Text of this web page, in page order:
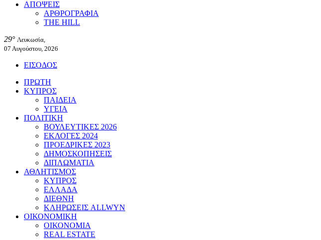
ΑΠΟΨΕΙΣ
ΑΡΘΡΟΓΡΑΦΙΑ
THE HILL
29° Λευκωσία,
07 Αυγούστου, 2026
ΕΙΣΟΔΟΣ
ΠΡΩΤΗ
ΚΥΠΡΟΣ
ΠΑΙΔΕΙΑ
ΥΓΕΙΑ
ΠΟΛΙΤΙΚΗ
ΒΟΥΛΕΥΤΙΚΕΣ 2026
ΕΚΛΟΓΕΣ 2024
ΠΡΟΕΔΡΙΚΕΣ 2023
ΔΗΜΟΣΚΟΠΗΣΕΙΣ
ΔΙΠΛΩΜΑΤΙΑ
ΑΘΛΗΤΙΣΜΟΣ
ΚΥΠΡΟΣ
ΕΛΛΑΔΑ
ΔΙΕΘΝΗ
ΚΛΗΡΩΣΕΙΣ ALLWYN
ΟΙΚΟΝΟΜΙΚΗ
ΟΙΚΟΝΟΜΙΑ
REAL ESTATE